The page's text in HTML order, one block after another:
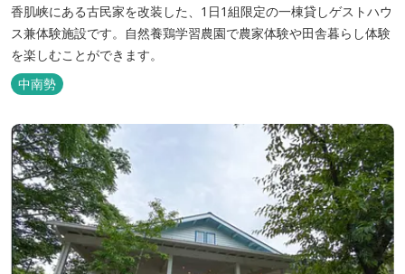
香肌峡にある古民家を改装した、1日1組限定の一棟貸しゲストハウ
ス兼体験施設です。​自然養鶏学習農園で農家体験や田舎暮らし体験
を楽しむことができます。
中南勢